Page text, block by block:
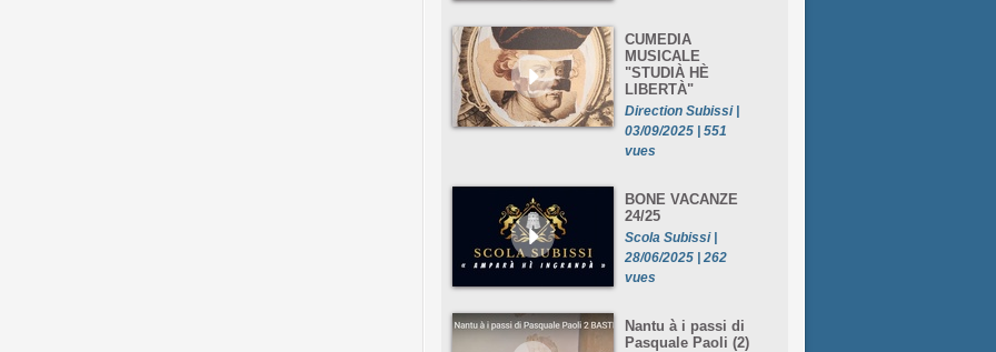
CUMEDIA
MUSICALE
"STUDIÀ HÈ
LIBERTÀ"
Direction Subissi |
03/09/2025 | 551
vues
BONE VACANZE
24/25
Scola Subissi |
28/06/2025 | 262
vues
Nantu à i passi di
Pasquale Paoli (2)